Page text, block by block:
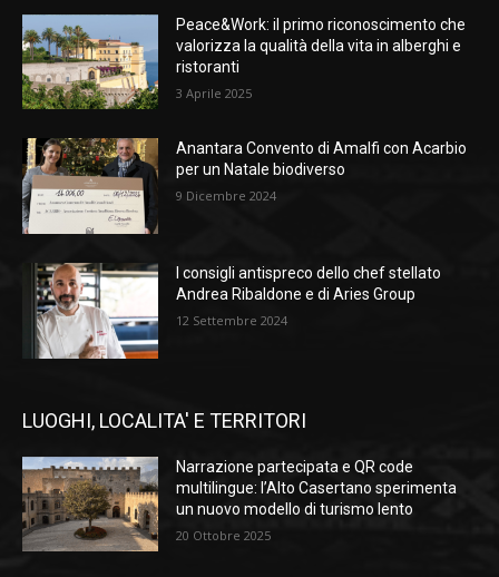
Peace&Work: il primo riconoscimento che
valorizza la qualità della vita in alberghi e
ristoranti
3 Aprile 2025
Anantara Convento di Amalfi con Acarbio
per un Natale biodiverso
9 Dicembre 2024
I consigli antispreco dello chef stellato
Andrea Ribaldone e di Aries Group
12 Settembre 2024
LUOGHI, LOCALITA' E TERRITORI
Narrazione partecipata e QR code
multilingue: l’Alto Casertano sperimenta
un nuovo modello di turismo lento
20 Ottobre 2025